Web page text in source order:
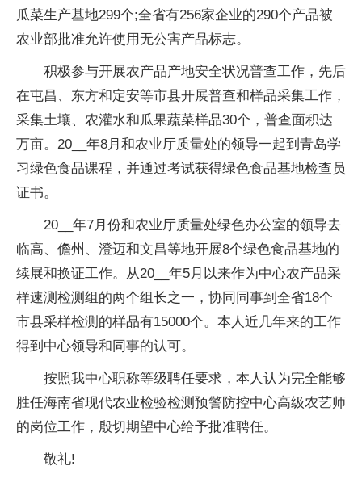
瓜菜生产基地299个;全省有256家企业的290个产品被
农业部批准允许使用无公害产品标志。
积极参与开展农产品产地安全状况普查工作，先后
在屯昌、东方和定安等市县开展普查和样品采集工作，
采集土壤、农灌水和瓜果蔬菜样品30个，普查面积达
万亩。20__年8月和农业厅质量处的领导一起到青岛学
习绿色食品课程，并通过考试获得绿色食品基地检查员
证书。
20__年7月份和农业厅质量处绿色办公室的领导去
临高、儋州、澄迈和文昌等地开展8个绿色食品基地的
续展和换证工作。从20__年5月以来作为中心农产品采
样速测检测组的两个组长之一，协同同事到全省18个
市县采样检测的样品有15000个。本人近几年来的工作
得到中心领导和同事的认可。
按照我中心职称等级聘任要求，本人认为完全能够
胜任海南省现代农业检验检测预警防控中心高级农艺师
的岗位工作，殷切期望中心给予批准聘任。
敬礼!